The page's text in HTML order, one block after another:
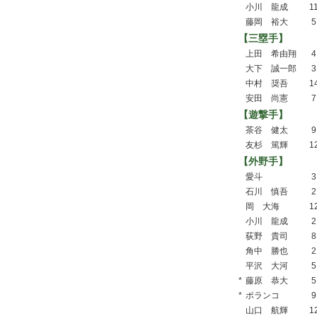
小川 龍成
藤岡 裕大
5
【三塁手】
上田 希由翔
4
大下 誠一郎
3
中村 奨吾
安田 尚憲
7
【遊撃手】
茶谷 健太
9
友杉 篤輝
【外野手】
愛斗
3
石川 慎吾
2
岡 大海
小川 龍成
2
荻野 貴司
8
角中 勝也
2
平沢 大河
5
* 藤原 恭大
5
* ポランコ
9
山口 航輝